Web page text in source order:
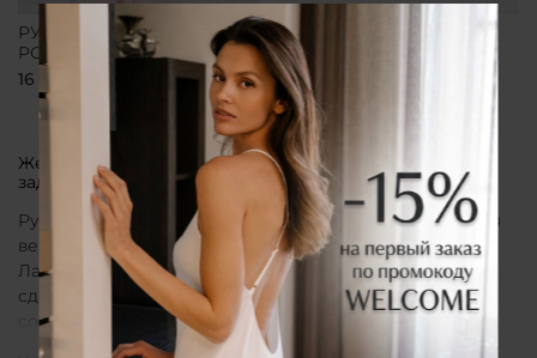
РУБАШКА-КИМОНО
РОЗОВАЯ
16 700 ₽
РУБАШКА-КИМОНО
БЕЛАЯ
16 700 ₽
Женская рубашка кимоно от бренда CLÓ, которая
задает тон всему образу
Рубашка кимоно CLÓ рассматривается как утонченная
вещь, воплощающая эстетику мягкой женственности.
Лаконичный крой, деликатные материалы и
сдержанная палитра создают образ, в котором
сочетаются особая нежность белья и элегантная
непринужденность кимоно. Такая рубашка не